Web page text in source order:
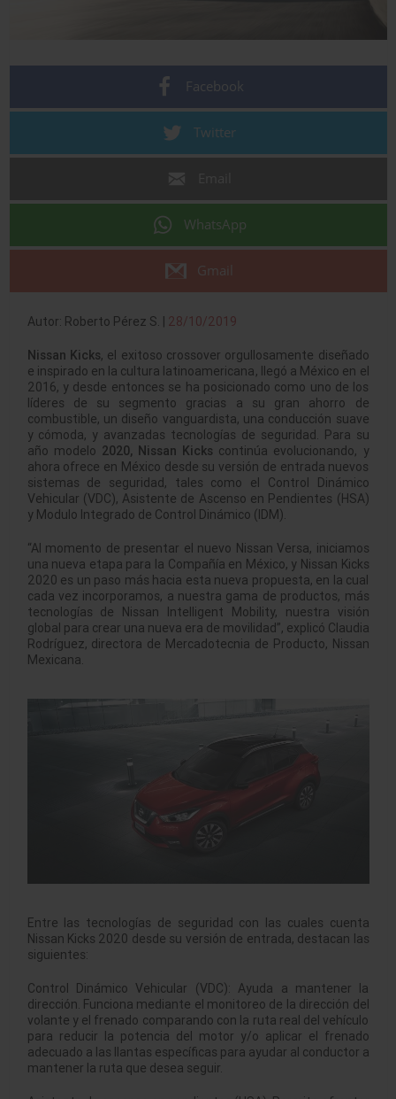
Facebook
Twitter
WhatsApp
Gmail
Autor: Roberto Pérez S. | 28/10/2019
Nissan Kicks, el exitoso crossover orgullosamente diseñado
e inspirado en la cultura latinoamericana, llegó a México en el
2016, y desde entonces se ha posicionado como uno de los
líderes de su segmento gracias a su gran ahorro de
combustible, un diseño vanguardista, una conducción suave
y cómoda, y avanzadas tecnologías de seguridad. Para su
año modelo 2020, Nissan Kicks continúa evolucionando, y
ahora ofrece en México desde su versión de entrada nuevos
sistemas de seguridad, tales como el Control Dinámico
Vehicular (VDC), Asistente de Ascenso en Pendientes (HSA)
y Modulo Integrado de Control Dinámico (IDM).
“Al momento de presentar el nuevo Nissan Versa, iniciamos
una nueva etapa para la Compañía en México, y Nissan Kicks
2020 es un paso más hacia esta nueva propuesta, en la cual
cada vez incorporamos, a nuestra gama de productos, más
tecnologías de Nissan Intelligent Mobility, nuestra visión
global para crear una nueva era de movilidad”, explicó Claudia
Rodríguez, directora de Mercadotecnia de Producto, Nissan
Mexicana.
Entre las tecnologías de seguridad con las cuales cuenta
Nissan Kicks 2020 desde su versión de entrada, destacan las
siguientes:
Control Dinámico Vehicular (VDC): Ayuda a mantener la
dirección. Funciona mediante el monitoreo de la dirección del
volante y el frenado comparando con la ruta real del vehículo
para reducir la potencia del motor y/o aplicar el frenado
adecuado a las llantas específicas para ayudar al conductor a
mantener la ruta que desea seguir.